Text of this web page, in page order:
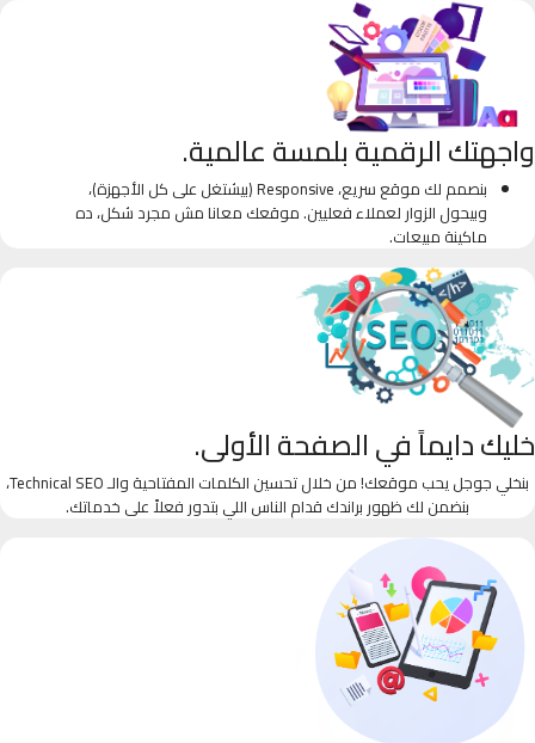
واجهتك الرقمية بلمسة عالمية.
بنصمم لك موقع سريع، Responsive (بيشتغل على كل الأجهزة)،
وبيحول الزوار لعملاء فعليين. موقعك معانا مش مجرد شكل، ده
ماكينة مبيعات.
خليك دايماً في الصفحة الأولى.
بنخلي جوجل يحب موقعك! من خلال تحسين الكلمات المفتاحية والـ Technical SEO،
بنضمن لك ظهور براندك قدام الناس اللي بتدور فعلاً على خدماتك.